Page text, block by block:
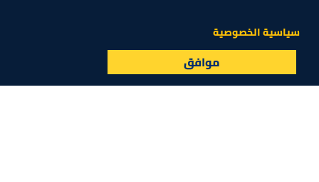
القائمة الأسواق البث المباشر
سياسية الخصوصية
موافق